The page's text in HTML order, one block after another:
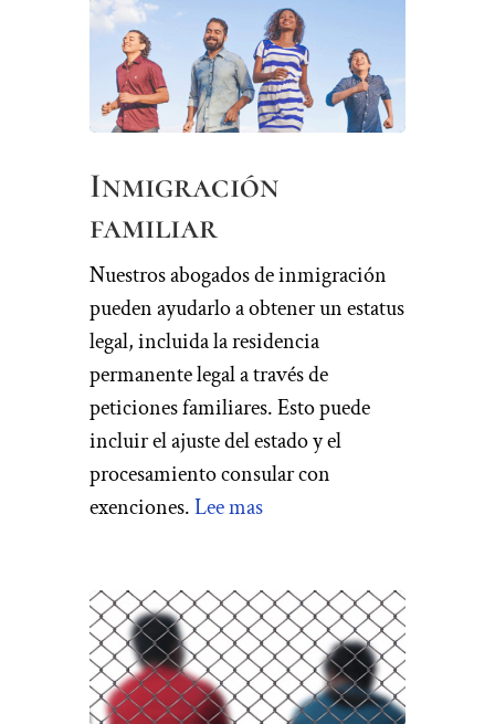
Inmigración
familiar
Nuestros abogados de inmigración
pueden ayudarlo a obtener un estatus
legal, incluida la residencia
permanente legal a través de
peticiones familiares. Esto puede
incluir el ajuste del estado y el
procesamiento consular con
exenciones.Lee mas